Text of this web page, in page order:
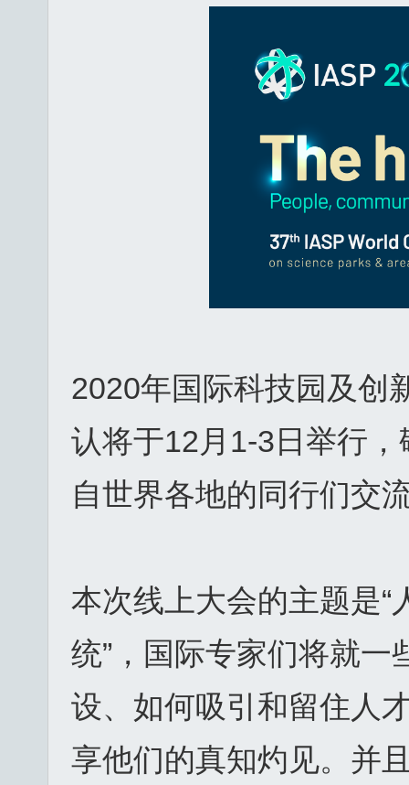
2020年国际科技园及创
认将于12月1-3日举行
自世界各地的同行们交
本次线上大会的主题是
统”，国际专家们将就
设、如何吸引和留住人
享他们的真知灼见。并